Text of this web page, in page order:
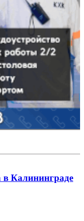
Калининграде